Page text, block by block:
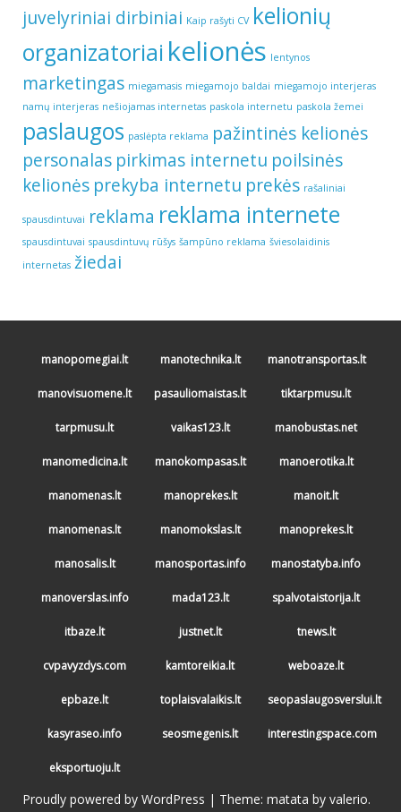
juvelyriniai dirbiniai Kaip rašyti CV kelionių
organizatoriai kelionės lentynos
marketingas miegamasis miegamojo baldai miegamojo interjeras
namų interjeras nešiojamas internetas paskola internetu paskola žemei
paslaugos paslėpta reklama pažintinės kelionės
personalas pirkimas internetu poilsinės
kelionės prekyba internetu prekės rašaliniai
spausdintuvai reklama reklama internete
spausdintuvai spausdintuvų rūšys šampūno reklama šviesolaidinis
internetas žiedai
manopomegiai.lt manotechnika.lt manotransportas.lt
manovisuomene.lt pasauliomaistas.lt tiktarpmusu.lt
tarpmusu.lt vaikas123.lt manobustas.net
manomedicina.lt manokompasas.lt manoerotika.lt
manomenas.lt manoprekes.lt manoit.lt
manomenas.lt manomokslas.lt manoprekes.lt
manosalis.lt manosportas.info manostatyba.info
manoverslas.info mada123.lt spalvotaistorija.lt
itbaze.lt justnet.lt tnews.lt
cvpavyzdys.com kamtoreikia.lt weboaze.lt
epbaze.lt toplaisvalaikis.lt seopaslaugosverslui.lt
kasyraseo.info seosmegenis.lt interestingspace.com
eksportuoju.lt
Proudly powered by WordPress | Theme: matata by valerio.